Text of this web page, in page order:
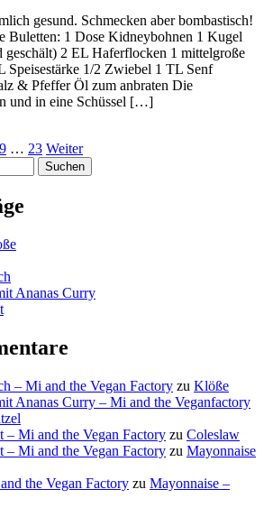
gesund. Schmecken aber bombastisch!
Buletten: 1 Dose Kidneybohnen 1 Kugel
geschält) 2 EL Haferflocken 1 mittelgroße
Speisestärke 1/2 Zwiebel 1 TL Senf
& Pfeffer Öl zum anbraten Die
und in eine Schüssel […]
Seite
9 … Seite
23 Weiter
Ananas Curry
– Mi and the Vegan Factory zu Klöße
Ananas Curry – Mi and the Veganfactory
– Mi and the Vegan Factory zu Coleslaw
– Mi and the Vegan Factory zu Mayonnaise
the Vegan Factory zu Mayonnaise –